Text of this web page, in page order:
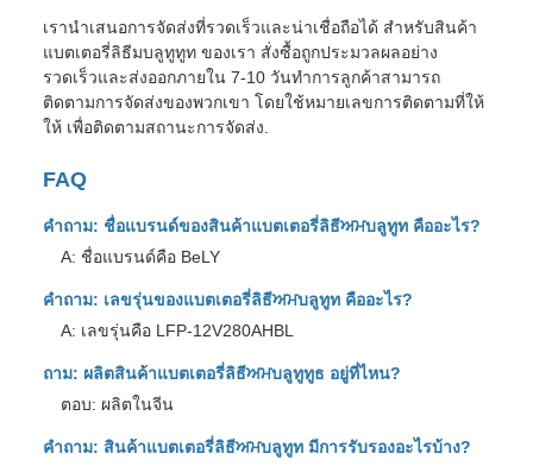
เรานําเสนอการจัดส่งที่รวดเร็วและน่าเชื่อถือได้ สําหรับสินค้า
แบตเตอรี่ลิธีมบลูทูทูท ของเรา สั่งซื้อถูกประมวลผลอย่าง
รวดเร็วและส่งออกภายใน 7-10 วันทําการลูกค้าสามารถ
ติดตามการจัดส่งของพวกเขา โดยใช้หมายเลขการติดตามที่ให้
ให้ เพื่อติดตามสถานะการจัดส่ง.
FAQ
คําถาม: ชื่อแบรนด์ของสินค้าแบตเตอรี่ลิธีਅਮบลูทูท คืออะไร?
A: ชื่อแบรนด์คือ BeLY
คําถาม: เลขรุ่นของแบตเตอรี่ลิธีਅਮบลูทูท คืออะไร?
A: เลขรุ่นคือ LFP-12V280AHBL
ถาม: ผลิตสินค้าแบตเตอรี่ลิธีਅਮบลูทูทูธ อยู่ที่ไหน?
ตอบ: ผลิตในจีน
คําถาม: สินค้าแบตเตอรี่ลิธีਅਮบลูทูท มีการรับรองอะไรบ้าง?